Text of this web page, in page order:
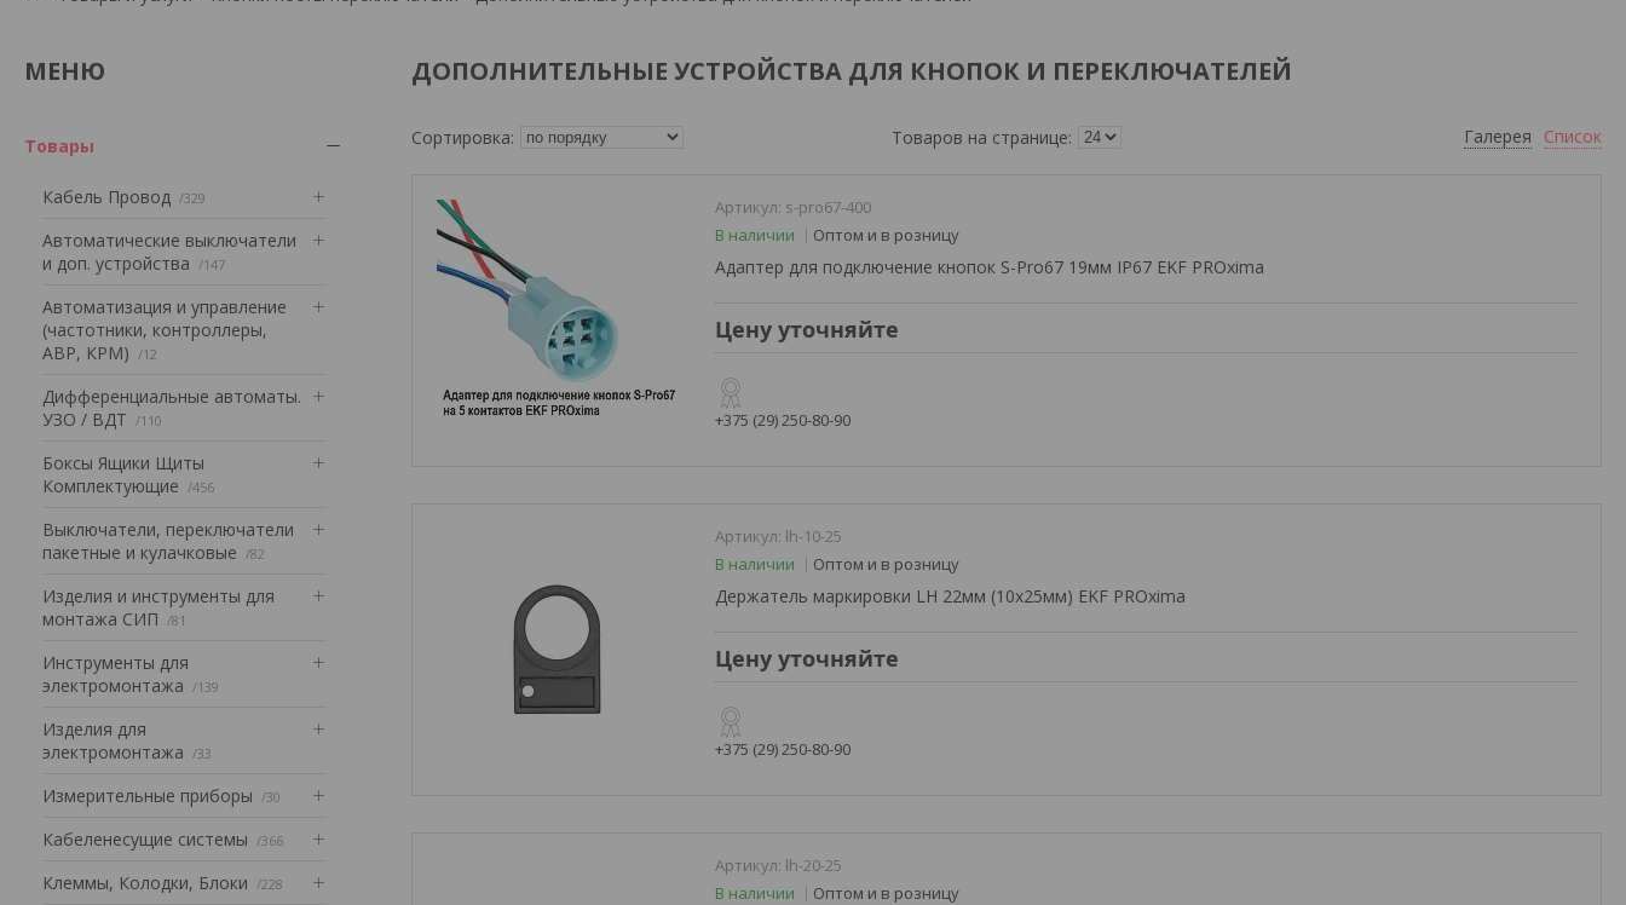
Товары
Кабель Провод 329
Автоматические выключатели
и доп. устройства
147
Автоматизация и управление
(частотники, контроллеры,
АВР, КРМ)
12
Дифференциальные автоматы.
УЗО / ВДТ
110
Боксы Ящики Щиты
Комплектующие
456
Выключатели, переключатели
пакетные и кулачковые
82
Изделия и инструменты для
монтажа СИП
81
Инструменты для
электромонтажа
139
Изделия для
электромонтажа
33
Измерительные приборы 30
Кабеленесущие системы 366
Клеммы, Колодки, Блоки 228
ДОПОЛНИТЕЛЬНЫЕ УСТРОЙСТВА ДЛЯ КНОПОК И ПЕРЕКЛЮЧАТЕЛЕЙ
Галерея Список
s-pro67-400
В наличии
Оптом и в розницу
Адаптер для подключение кнопок S-Pro67 19мм IP67 EKF PROxima
Цену уточняйте
+375 (29) 250-80-90
lh-10-25
В наличии
Оптом и в розницу
Держатель маркировки LH 22мм (10x25мм) EKF PROxima
Цену уточняйте
+375 (29) 250-80-90
lh-20-25
В наличии
Оптом и в розницу